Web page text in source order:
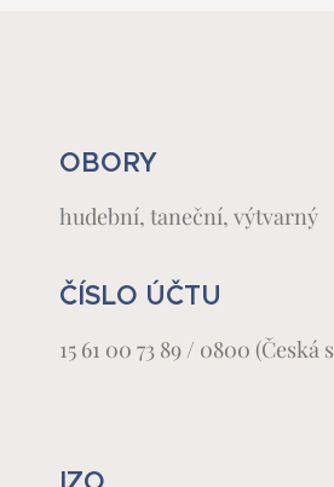
OBORY
hudební, taneční, výtvarný
ČÍSLO ÚČTU
15 61 00 73 89 / 0800